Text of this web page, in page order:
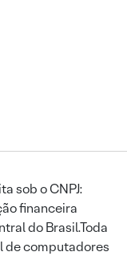
sob o CNPJ:
financeira
do Brasil.Toda
de computadores